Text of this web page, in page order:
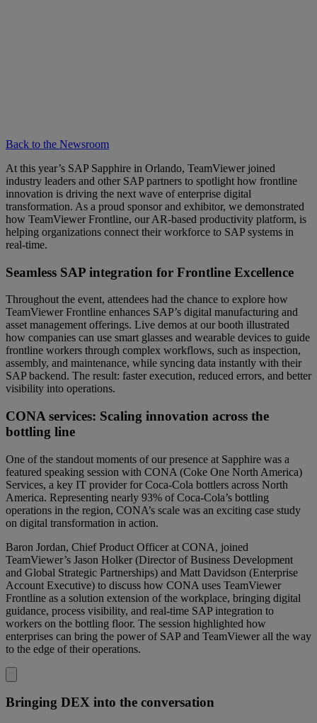
Back to the Newsroom
At this year’s SAP Sapphire in Orlando, TeamViewer joined
industry leaders and other SAP partners to spotlight how frontline
innovation is driving the next wave of enterprise digital
transformation. As a proud sponsor and exhibitor, we demonstrated
how TeamViewer Frontline, our AR-based productivity platform, is
helping organizations connect their workforce to SAP systems in
real-time.
Seamless SAP integration for Frontline Excellence
Throughout the event, attendees had the chance to explore how
TeamViewer Frontline enhances SAP’s digital manufacturing and
asset management offerings. Live demos at our booth illustrated
how companies can use smart glasses and wearable devices to guide
frontline workers through complex workflows, such as inspection,
assembly, and maintenance, while syncing data instantly with their
SAP backend. The result: faster execution, reduced errors, and better
visibility into operations.
CONA services: Scaling innovation across the
bottling line
One of the standout moments of our presence at Sapphire was a
featured speaking session with CONA (Coke One North America)
Services, a key IT provider for Coca-Cola bottlers across North
America. Representing nearly 93% of Coca-Cola’s bottling
operations in the region, CONA’s scale was an exciting case study
on digital transformation in action.
Baron Jordan, Chief Product Officer at CONA, joined
TeamViewer’s Jason Holker (Director of Business Development
and Global Strategic Partnerships) and Matt Davidson (Enterprise
Account Executive) to discuss how CONA uses TeamViewer
Frontline as a solution extension of the workplace, bringing digital
guidance, process visibility, and real-time SAP integration to
workers on the bottling floor. The session highlighted how
enterprises can bring the power of SAP and TeamViewer all the way
to the edge of their operations.
Bringing DEX into the conversation